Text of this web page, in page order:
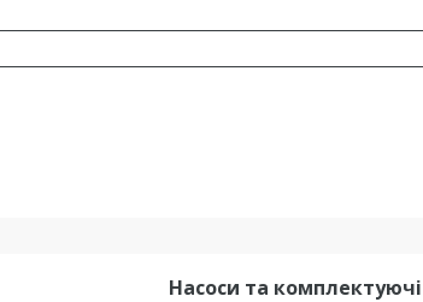
Насоси та комплектуючі